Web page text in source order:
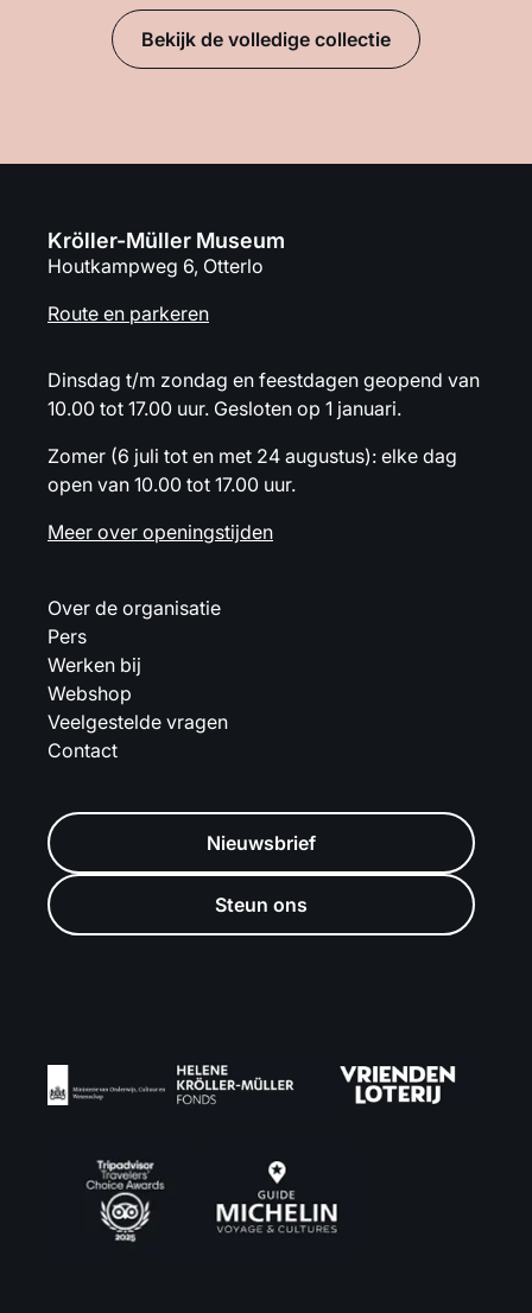
Bekijk de volledige collectie
Kröller-Müller Museum
Houtkampweg 6, Otterlo
Route en parkeren
Dinsdag t/m zondag en feestdagen geopend van
10.00 tot 17.00 uur. Gesloten op 1 januari.
Zomer (6 juli tot en met 24 augustus): elke dag
open van 10.00 tot 17.00 uur.
Meer over openingstijden
Over de organisatie
Pers
Werken bij
Webshop
Veelgestelde vragen
Contact
Nieuwsbrief
Steun ons